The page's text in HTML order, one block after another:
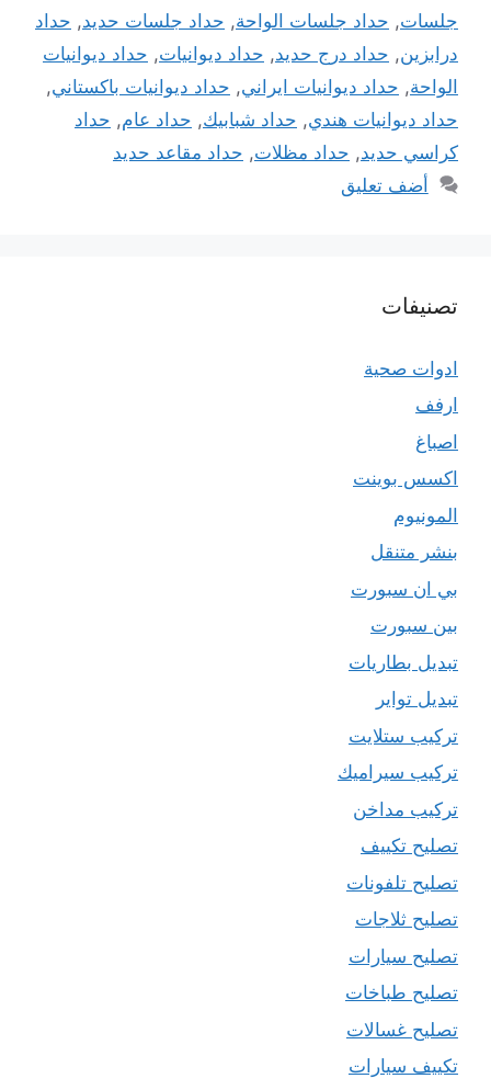
جلسات, حداد جلسات الواحة, حداد جلسات حديد, حداد
درابزين, حداد درج حديد, حداد ديوانيات, حداد ديوانيات
الواحة, حداد ديوانيات ايراني, حداد ديوانيات باكستاني,
حداد ديوانيات هندي, حداد شبابيك, حداد عام, حداد
كراسي حديد, حداد مظلات, حداد مقاعد حديد
أضف تعليق
تصنيفات
ادوات صحية
ارفف
اصباغ
اكسس بوينت
المونيوم
بنشر متنقل
بي ان سبورت
بين سبورت
تبديل بطاريات
تبديل تواير
تركيب ستلايت
تركيب سيراميك
تركيب مداخن
تصليح تكييف
تصليح تلفونات
تصليح ثلاجات
تصليح سيارات
تصليح طباخات
تصليح غسالات
تكييف سيارات